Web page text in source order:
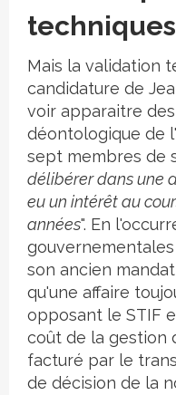
techniques
Mais la validation
candidature de
voir apparaitre
déontologique de
sept membres de
délibérer dans une
eu un intérêt au
années". En
son ancien
qu'une affaire
opposant le STIF
coût de la gestion
facturé par le
de décision de la